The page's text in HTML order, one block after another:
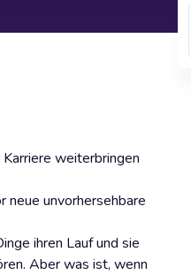
weiterbringen
neue unvorhersehbare
ihren Lauf und sie
Aber was ist, wenn